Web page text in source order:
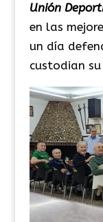
Unión
en las
un día
custodian